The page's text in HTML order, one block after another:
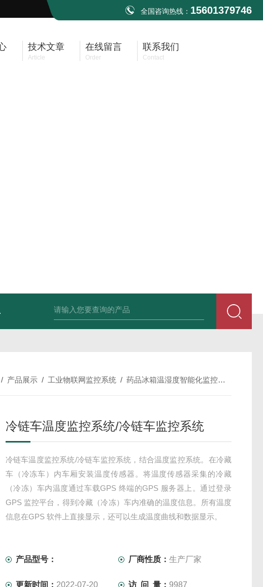
全国咨询热线： 15601379746
技术文章
Article
在线留言
Order
联系我们
Contact
中深浅层地源热泵空调系统运行故障诊断修复 冷暖双
/ 产品展示 / 工业物联网监控系统 /药品冰箱温湿度智能化监控系统方案
冷链车温度监控系统/冷链车监控系统
冷链车温度监控系统/冷链车监控系统，结合温度监控系统。在冷藏
车（冷冻车）内车厢安装温度传感器。将温度传感器采集的冷藏
（冷冻）车内温度通过车载GPS 终端的GPS 服务器上。通过登录
GPS 监控平台，得到冷藏（冷冻）车内准确的温度信息。所有温度
信息在GPS 软件上直接显示，还可以生成温度曲线和数据显示。
产品型号： 厂商性质：生产厂家
更新时间： 2022-07-20 访 问 量： 9987